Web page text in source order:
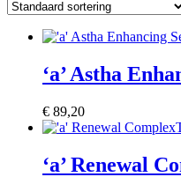
‘a’ Astha
€ 89,20
‘a’ Renewal